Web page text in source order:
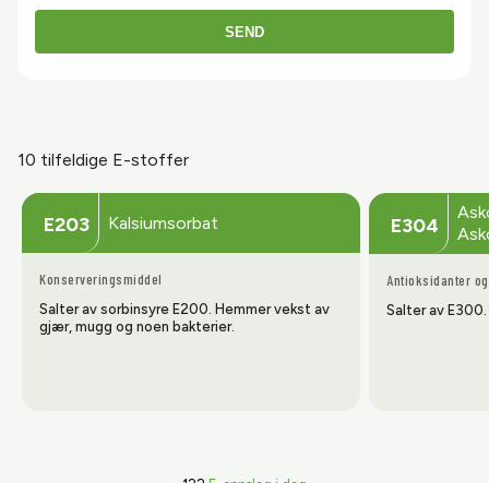
SEND
10 tilfeldige E-stoffer
E203 Kalsiumsorbat
Konserveringsmiddel
Salter av sorbinsyre E200. Hemmer vekst av
gjær, mugg og noen bakterier.
E304
Antioksidanter
Salter av E300.